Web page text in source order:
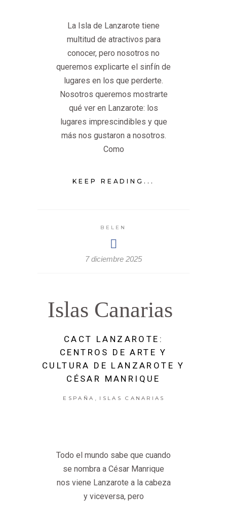
La Isla de Lanzarote tiene
multitud de atractivos para
conocer, pero nosotros no
queremos explicarte el sinfín de
lugares en los que perderte.
Nosotros queremos mostrarte
qué ver en Lanzarote: los
lugares imprescindibles y que
más nos gustaron a nosotros.
Como
KEEP READING...
BELEN
7 diciembre 2025
Islas Canarias
CACT LANZAROTE:
CENTROS DE ARTE Y
CULTURA DE LANZAROTE Y
CÉSAR MANRIQUE
ESPAÑA ISLAS CANARIAS
Todo el mundo sabe que cuando
se nombra a César Manrique
nos viene Lanzarote a la cabeza
y viceversa, pero